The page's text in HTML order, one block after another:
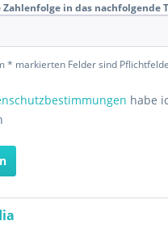
in das nachfolgende
* markierten Felder sind
habe